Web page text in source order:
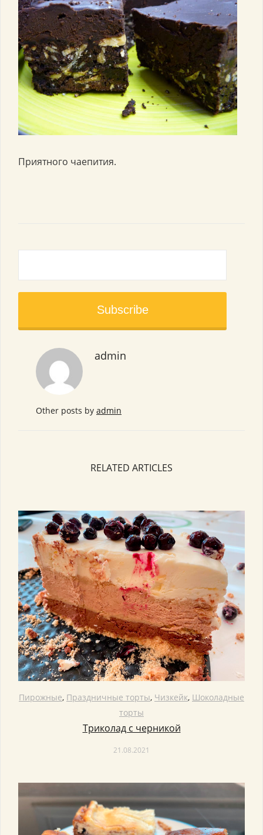
Приятного чаепития.
admin
Other posts by admin
RELATED ARTICLES
Пирожные, Праздничные торты, Чизкейк, Шоколадные
торты
Триколад с черникой
21.08.2021